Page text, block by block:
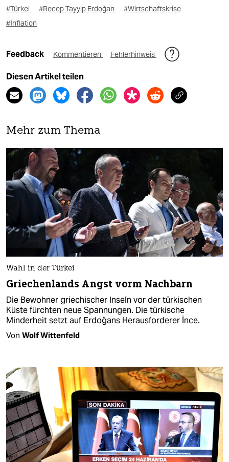
#Türkei #Recep Tayyip Erdoğan
#Wirtschaftskrise
#Inflation
Feedback Kommentieren Fehlerhinweis
Diesen Artikel teilen
Mehr zum Thema
Wahl in der Türkei
Griechenlands Angst vorm Nachbarn
Die Bewohner griechischer Inseln vor der türkischen
Küste fürchten neue Spannungen. Die türkische
Minderheit setzt auf Erdoğans Herausforderer İnce.
Von Wolf Wittenfeld